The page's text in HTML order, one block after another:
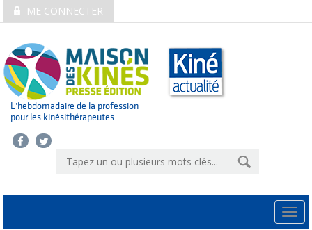
ME CONNECTER
L’hebdomadaire de la profession
pour les kinésithérapeutes